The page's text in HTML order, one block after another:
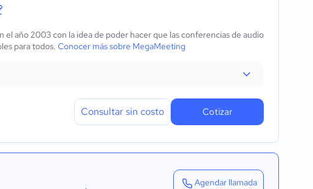
año 2003 con la idea de poder hacer que las conferencias de audio
para todos. Conocer más sobre MegaMeeting
Consultar sin costo Cotizar
Agendar llamada